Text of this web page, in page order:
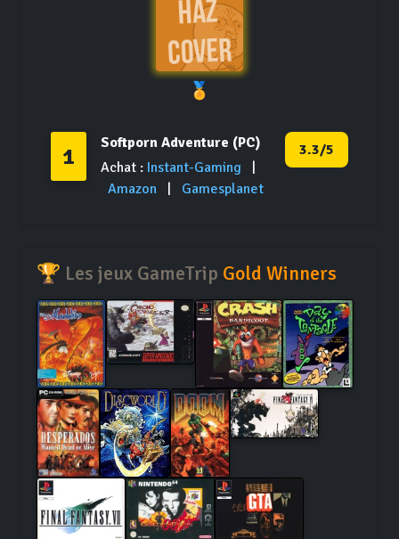
🏅
1
Softporn Adventure (PC)
Achat : Instant-Gaming
Amazon
Gamesplanet
3.3/5
🏆 Les jeux GameTrip Gold Winners